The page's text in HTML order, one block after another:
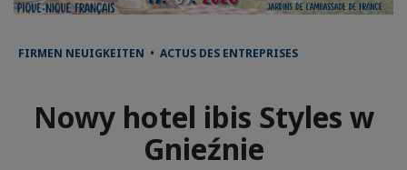
FIRMEN NEUIGKEITEN • ACTUS DES ENTREPRISES
Nowy hotel ibis Styles w
Gnieźnie